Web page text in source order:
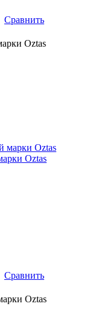
Сравнить
Оztas
Оztas
Сравнить
Оztas